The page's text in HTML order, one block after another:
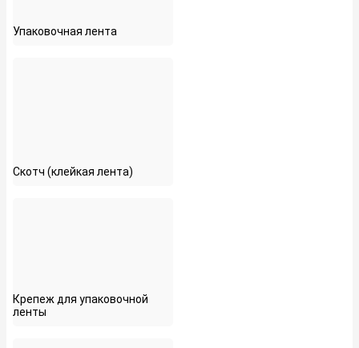
Упаковочная лента
Скотч (клейкая лента)
Крепеж для упаковочной
ленты